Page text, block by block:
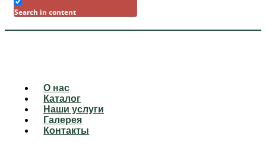
Search in content
О нас
Каталог
Наши услуги
Галерея
Контакты